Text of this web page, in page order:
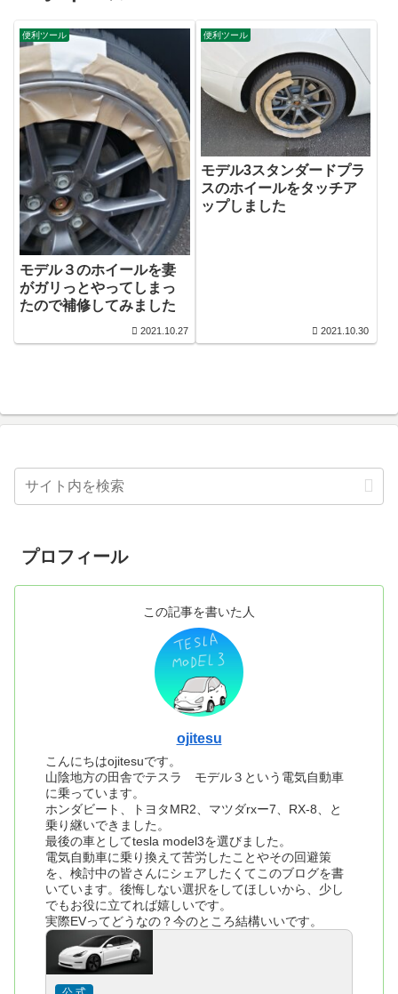
便利ツール
モデル３のホイールを妻
がガリっとやってしまっ
たので補修してみました
2021.10.27
便利ツール
モデル3スタンダードプラ
スのホイールをタッチア
ップしました
2021.10.30
プロフィール
この記事を書いた人
ojitesu
こんにちはojitesuです。
山陰地方の田舎でテスラ モデル３という電気自動車
に乗っています。
ホンダビート、トヨタMR2、マツダrxー7、RX-8、と
乗り継いできました。
最後の車としてtesla model3を選びました。
電気自動車に乗り換えて苦労したことやその回避策
を、検討中の皆さんにシェアしたくてこのブログを書
いています。後悔しない選択をしてほしいから、少し
でもお役に立てれば嬉しいです。
実際EVってどうなの？今のところ結構いいです。